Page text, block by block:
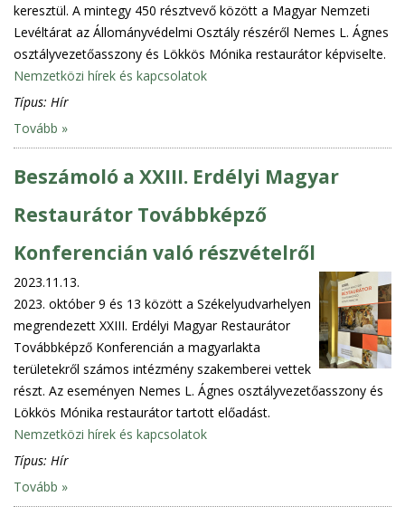
keresztül. A mintegy 450 résztvevő között a Magyar Nemzeti
Levéltárat az Állományvédelmi Osztály részéről Nemes L. Ágnes
osztályvezetőasszony és Lökkös Mónika restaurátor képviselte.
Nemzetközi hírek és kapcsolatok
Típus: Hír
Tovább »
Beszámoló a XXIII. Erdélyi Magyar
Restaurátor Továbbképző
Konferencián való részvételről
2023.11.13.
2023. október 9 és 13 között a Székelyudvarhelyen
megrendezett XXIII. Erdélyi Magyar Restaurátor
Továbbképző Konferencián a magyarlakta
területekről számos intézmény szakemberei vettek
részt. Az eseményen Nemes L. Ágnes osztályvezetőasszony és
Lökkös Mónika restaurátor tartott előadást.
Nemzetközi hírek és kapcsolatok
Típus: Hír
Tovább »